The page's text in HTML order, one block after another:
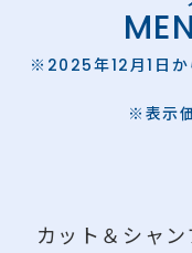
※2025年12月1日か
※表示
カット＆シャン